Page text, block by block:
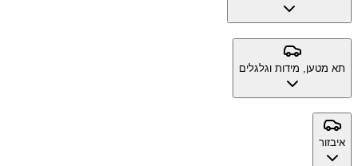
תא מטען, מידות וגלגלים
איבזור